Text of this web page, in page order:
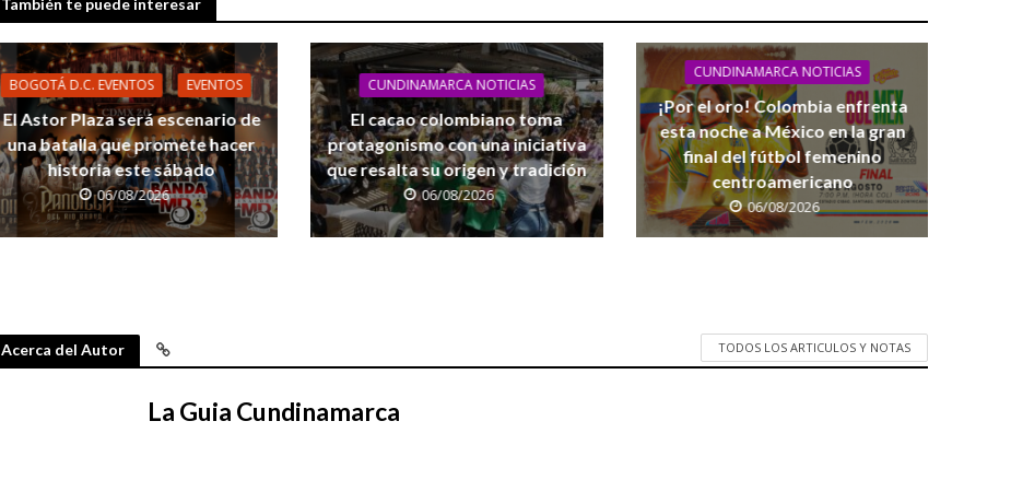
BOGOTÁ D.C. EVENTOS EVENTOS
El Astor Plaza será escenario de
una batalla que promete hacer
historia este sábado
06/08/2026
CUNDINAMARCA NOTICIAS
El cacao colombiano toma
protagonismo con una iniciativa
que resalta su origen y tradición
06/08/2026
CUNDINAMARCA NOTICIAS
¡Por el oro! Colombia enfrenta
esta noche a México en la gran
final del fútbol femenino
centroamericano
06/08/2026
Acerca del Autor TODOS LOS ARTICULOS Y NOTAS
La Guia Cundinamarca